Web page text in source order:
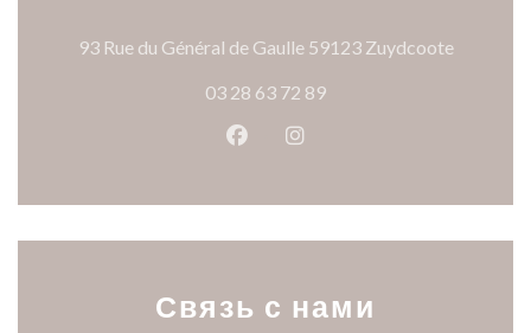
93 Rue du Général de Gaulle 59123 Zuydcoote
03 28 63 72 89
Facebook ((открывается в
Instagram
Связь с нами